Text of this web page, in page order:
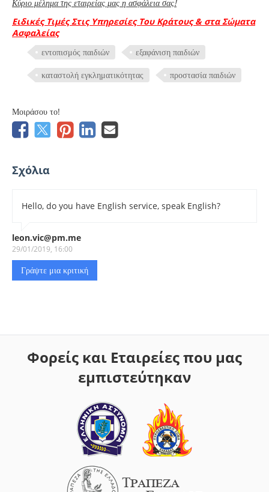
Κύριο μέλημα της εταιρείας μας η ασφάλεια σας!
Ειδικές Τιμές Στις Υπηρεσίες Του Κράτους & στα Σώματα
Ασφαλείας
εντοπισμός παιδιών
εξαφάνιση παιδιών
καταστολή εγκληματικότητας
προστασία παιδιών
Μοιράσου το!
Σχόλια
Hello, do you have English service, speak English?
leon.vic@pm.me
29/01/2019, 16:00
Γράψτε μια κριτική
Φορείς και Εταιρείες που μας
εμπιστεύτηκαν